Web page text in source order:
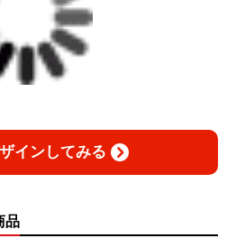
インしてみる
品